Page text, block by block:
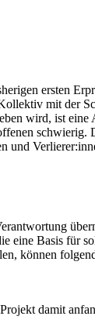
ersten
mit der
wird, ist eine
schwierig.
und
eine Basis für
können
damit